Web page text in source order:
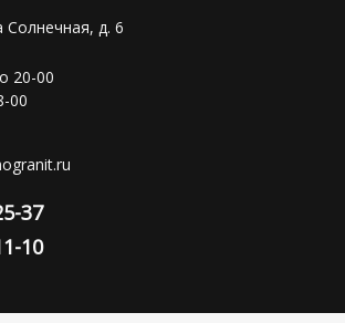
Солнечная, д. 6
20-00
00
37
10